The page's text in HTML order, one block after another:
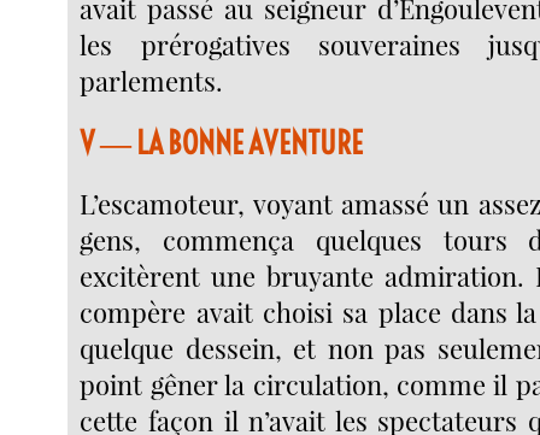
avait passé au seigneur
les prérogatives souveraines
parlements.
V ― LA BONNE AVENTURE
L’escamoteur, voyant amassé un
gens, commença quelques tours
excitèrent une bruyante admiration.
compère avait choisi sa place dans
quelque dessein, et non pas
point gêner la circulation, comme il
cette façon il n’avait les spectateurs